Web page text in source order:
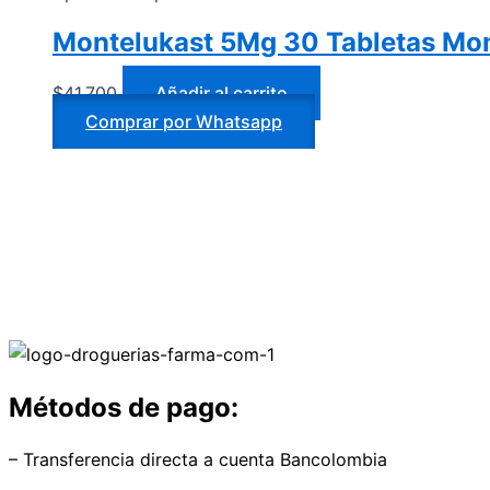
Montelukast 5Mg 30 Tabletas
$41.700
Añadir al carrito
Comprar por Whatsapp
Métodos de pago:
– Transferencia directa a cuenta Bancolombia